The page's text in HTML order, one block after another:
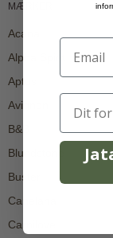
MÆRKER
Acana
Alpha Spirit
Aptus
Avignon
B&B
Blundstone
Buster
Canelana
Carnilove